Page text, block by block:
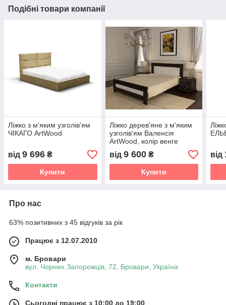
Подібні товари компанії
Ліжко з м'яким узголів'ям
ЧІКАГО ArtWood
від 9 696 ₴
Купити
Ліжко дерев'яне з м'яким
узголів'ям Валенсія
ArtWood, колір венге
від 9 600₴
Купити
від
Про нас
63% позитивних з 45 відгуків за рік
Працює з 12.07.2010
м. Бровари
вул. Чорних Запорожців, 72, Бровари, Україна
Контакти
Сьогодні працює з 10:00 до 19:00